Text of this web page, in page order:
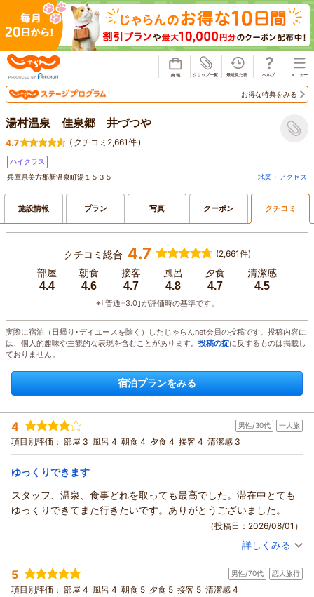
お得な特典をみる
湯村温泉 佳泉郷 井づつや
4.7 ( クチコミ2,661件)
ハイクラス
兵庫県美方郡新温泉町湯１５３５
地図・アクセス
施設情報 プラン 写真 クーポン クチコミ
クチコミ総合 4.7 (2,661件)
部屋
4.4
朝食
4.6
接客
4.7
風呂
4.8
夕食
4.7
清潔感
4.5
※｢普通=3.0｣が評価時の基準です。
実際に宿泊（日帰り･デイユースを除く）したじゃらんnet会員の投稿です。投稿内容に
は、個人的趣味や主観的な表現を含むことがあります。 投稿の掟に反するものは掲載し
ておりません。
宿泊プランをみる
4 男性/30代 一人旅
項目別評価： 部屋 3 風呂 4 朝食 4 夕食 4 接客 4 清潔感 3
ゆっくりできます
スタッフ、温泉、食事どれを取っても最高でした。滞在中とても
ゆっくりできてまた行きたいです。ありがとうございました。
（投稿日：2026/08/01）
投稿者： しょうさん(男性/30代)
宿泊プラン： 館内居酒屋でご夕食『春来御膳』プラン♪ 遅めの到着におす
すめ＆1名様～ＯＫ！
シングル 朝・夕
詳しくみる
5 男性/70代 恋人旅行
項目別評価： 部屋 4 風呂 4 朝食 5 夕食 5 接客 5 清潔感 4